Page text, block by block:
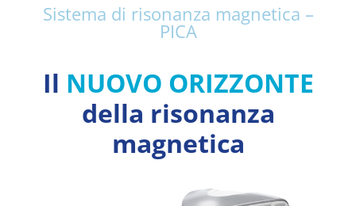
Sistema di risonanza magnetica –
PICA
Il NUOVO ORIZZONTE
della risonanza
magnetica